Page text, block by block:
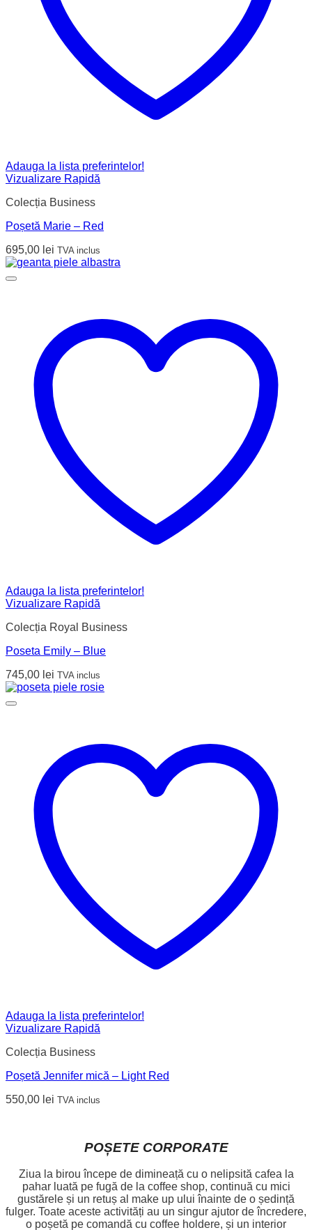
Adauga la lista preferintelor!
Vizualizare Rapidă
Colecția Business
Poșetă Marie – Red
695,00 lei TVA inclus
Adauga la lista preferintelor!
Vizualizare Rapidă
Colecția Royal Business
Poseta Emily – Blue
745,00 lei TVA inclus
Adauga la lista preferintelor!
Vizualizare Rapidă
Colecția Business
Poșetă Jennifer mică – Light Red
550,00 lei TVA inclus
POȘETE CORPORATE
Ziua la birou începe de dimineață cu o nelipsită cafea la
pahar luată pe fugă de la coffee shop, continuă cu mici
gustărele și un retuș al make up ului înainte de o ședință
fulger. Toate aceste activități au un singur ajutor de încredere,
o poșetă pe comandă cu coffee holdere, și un interior